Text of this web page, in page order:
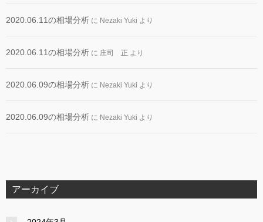
2020.06.11の相場分析 に Nezaki Yuki より
2020.06.11の相場分析 に 庄司 正 より
2020.06.09の相場分析 に Nezaki Yuki より
2020.06.09の相場分析 に Nezaki Yuki より
アーカイブ